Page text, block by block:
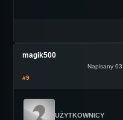
magik500
Napisany
#9
UŻYTKOWNICY